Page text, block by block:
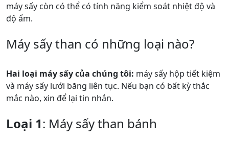
máy sấy còn có thể có tính năng kiểm soát nhiệt độ và
độ ẩm.
Máy sấy than có những loại nào?
Hai loại máy sấy của chúng tôi: máy sấy hộp tiết kiệm
và máy sấy lưới băng liên tục. Nếu bạn có bất kỳ thắc
mắc nào, xin để lại tin nhắn.
Loại 1: Máy sấy than bánh